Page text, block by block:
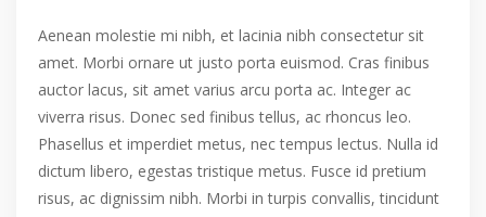
Aenean molestie mi nibh, et lacinia nibh consectetur sit
amet. Morbi ornare ut justo porta euismod. Cras finibus
auctor lacus, sit amet varius arcu porta ac. Integer ac
viverra risus. Donec sed finibus tellus, ac rhoncus leo.
Phasellus et imperdiet metus, nec tempus lectus. Nulla id
dictum libero, egestas tristique metus. Fusce id pretium
risus, ac dignissim nibh. Morbi in turpis convallis, tincidunt